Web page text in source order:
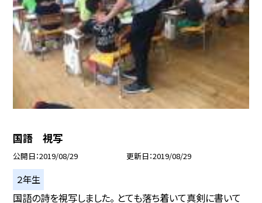
国語 視写
公開日 2019/08/29 更新日 2019/08/29
２年生
国語の詩を視写しました。 とても落ち着いて真剣に書いて